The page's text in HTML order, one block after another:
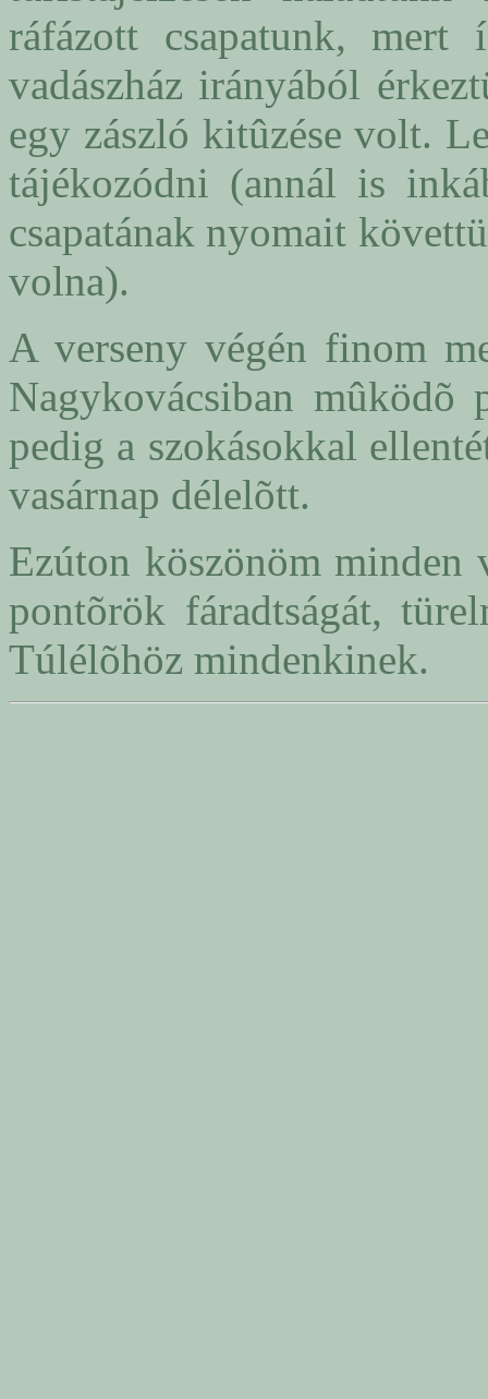
ráfázott csapatunk,
vadászház irányából
egy zászló kitûzése volt.
tájékozódni (annál is
csapatának nyomait
volna).
A verseny végén finom
Nagykovácsiban mûködõ
pedig a szokásokkal
vasárnap délelõtt.
Ezúton köszönöm minden
pontõrök fáradtságát,
Túlélõhöz mindenkinek.